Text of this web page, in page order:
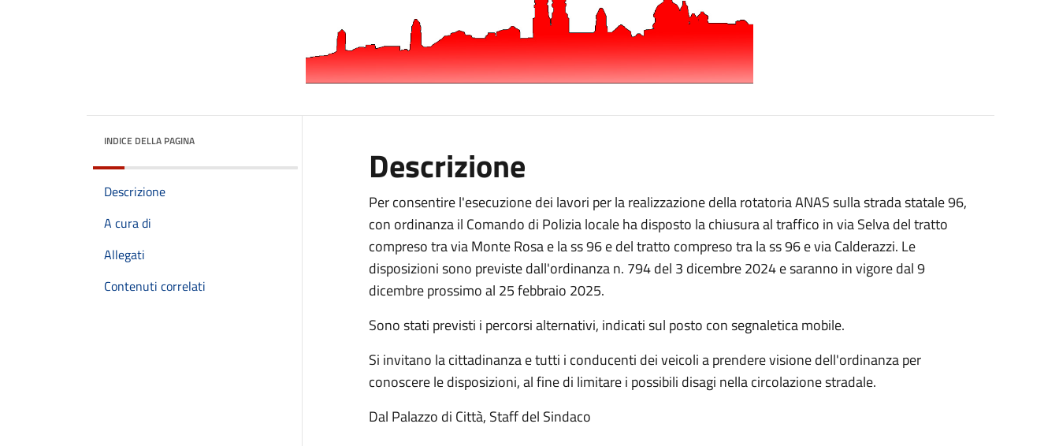
INDICE DELLA PAGINA
Descrizione
A cura di
Allegati
Contenuti correlati
Descrizione
Per consentire l'esecuzione dei lavori per la realizzazione della rotatoria ANAS sulla strada statale 96,
con ordinanza il Comando di Polizia locale ha disposto la chiusura al traffico in via Selva del tratto
compreso tra via Monte Rosa e la ss 96 e del tratto compreso tra la ss 96 e via Calderazzi. Le
disposizioni sono previste dall'ordinanza n. 794 del 3 dicembre 2024 e saranno in vigore dal 9
dicembre prossimo al 25 febbraio 2025.
Sono stati previsti i percorsi alternativi, indicati sul posto con segnaletica mobile.
Si invitano la cittadinanza e tutti i conducenti dei veicoli a prendere visione dell'ordinanza per
conoscere le disposizioni, al fine di limitare i possibili disagi nella circolazione stradale.
Dal Palazzo di Città, Staff del Sindaco